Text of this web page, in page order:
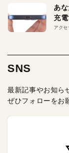
あ
充
アクセ
SNS
最新記事やお知ら
ぜひフォローをお